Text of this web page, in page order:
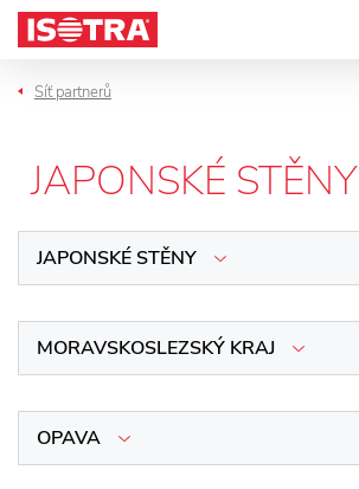
Přeskočit na obsah
Síť partnerů
JAPONSKÉ STĚNY
JAPONSKÉ STĚNY
MORAVSKOSLEZSKÝ KRAJ
OPAVA